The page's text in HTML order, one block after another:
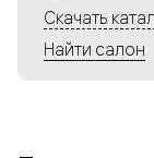
Алюминиевые
с
алюминиевых
Скачать
Найти салон